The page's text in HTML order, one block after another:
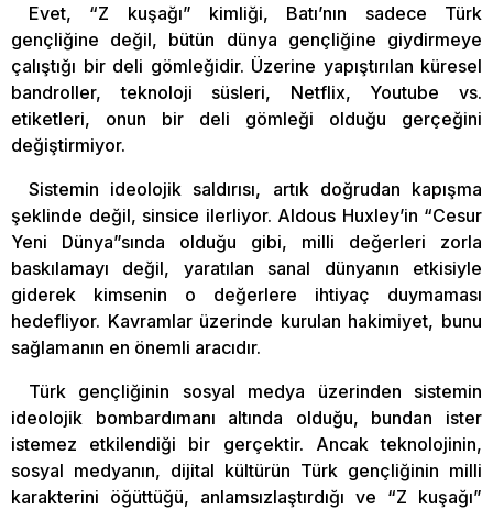
Evet, “Z kuşağı” kimliği, Batı’nın sadece Türk
gençliğine değil, bütün dünya gençliğine giydirmeye
çalıştığı bir deli gömleğidir. Üzerine yapıştırılan küresel
bandroller, teknoloji süsleri, Netflix, Youtube vs.
etiketleri, onun bir deli gömleği olduğu gerçeğini
değiştirmiyor.
Sistemin ideolojik saldırısı, artık doğrudan kapışma
şeklinde değil, sinsice ilerliyor. Aldous Huxley’in “Cesur
Yeni Dünya”sında olduğu gibi, milli değerleri zorla
baskılamayı değil, yaratılan sanal dünyanın etkisiyle
giderek kimsenin o değerlere ihtiyaç duymaması
hedefliyor. Kavramlar üzerinde kurulan hakimiyet, bunu
sağlamanın en önemli aracıdır.
Türk gençliğinin sosyal medya üzerinden sistemin
ideolojik bombardımanı altında olduğu, bundan ister
istemez etkilendiği bir gerçektir. Ancak teknolojinin,
sosyal medyanın, dijital kültürün Türk gençliğinin milli
karakterini öğüttüğü, anlamsızlaştırdığı ve “Z kuşağı”